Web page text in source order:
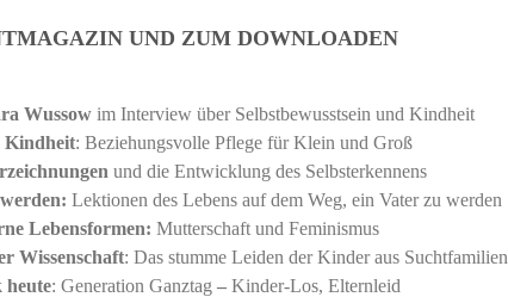
UND ZUM DOWNLOADEN
Wussowim Interview über Selbstbewusstsein und Kindheit
Kindheit: Beziehungsvolle Pflege für Klein und Groß
und die Entwicklung des Selbsterkennens
Lektionen des Lebens auf dem Weg, ein Vater zu werden
Lebensformen: Mutterschaft und Feminismus
Wissenschaft: Das stumme Leiden der Kinder aus Suchtfamilien
heute: Generation Ganztag – Kinder-Los, Elternleid